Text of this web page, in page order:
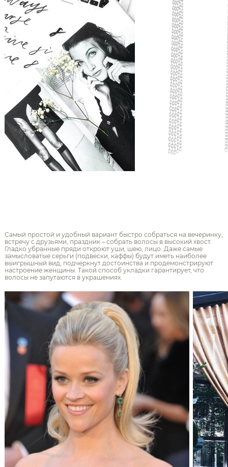
Самый простой и удобный вариант быстро собраться на вечеринку,
встречу с друзьями, праздник – собрать волосы в высокий хвост.
Гладко убранные пряди откроют уши, шею, лицо. Даже самые
замысловатые серьги (подвески, каффы) будут иметь наиболее
выигрышный вид, подчеркнут достоинства и продемонстрируют
настроение женщины. Такой способ укладки гарантирует, что
волосы не запутаются в украшениях.